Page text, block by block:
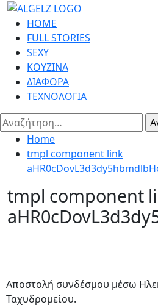
Skip
content
Primary
Menu
HOME
FULL STORIES
SEXY
ΚΟΥΖΙΝΑ
ΔΙΑΦΟΡΑ
ΤΕΧΝΟΛΟΓΙΑ
Αναζήτηση
για:
Home
tmpl component link
tmpl component
Αποστολή συνδέσμου μέσω
Ταχυδρομείου.